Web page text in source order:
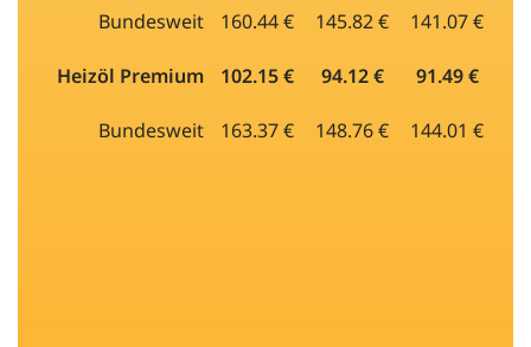
Bundesweit 160.44 € 145.82 € 141.07 €
Heizöl Premium 102.15 € 94.12 € 91.49 €
Bundesweit 163.37 € 148.76 € 144.01 €